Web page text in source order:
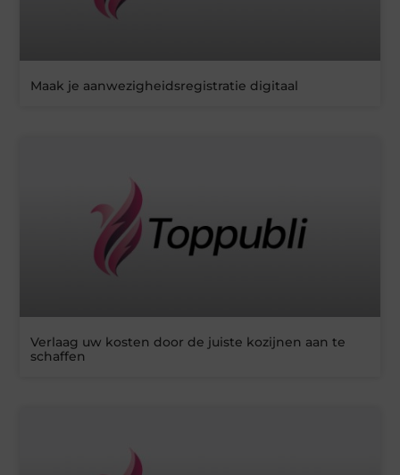
Maak je aanwezigheidsregistratie digitaal
Verlaag uw kosten door de juiste kozijnen aan te
schaffen